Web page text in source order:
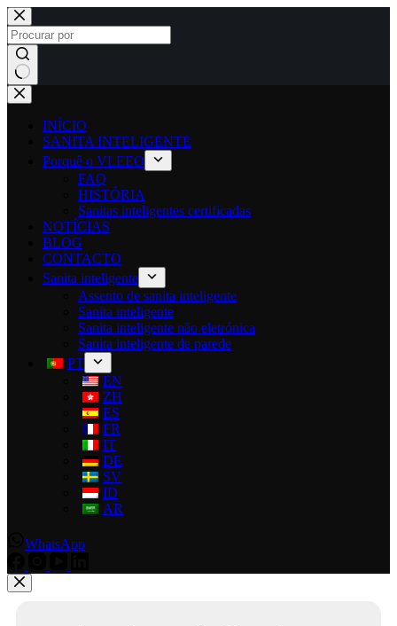
INÍCIO
SANITA INTELIGENTE
Porquê o VLEEO
FAQ
HISTÓRIA
Sanitas inteligentes certificadas
NOTÍCIAS
BLOG
CONTACTO
Sanita inteligente
Assento de sanita inteligente
Sanita inteligente
Sanita inteligente não eletrónica
Sanita inteligente de parede
PT
EN
ZH
ES
FR
IT
DE
SV
ID
AR
WhatsApp